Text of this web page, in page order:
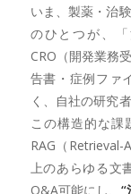
いま、製薬・治
のひとつが、
CRO（開発業務
告書・症例ファ
く、自社の研究
この構造的な課
RAG（
上のあらゆる文
Q&A可能にし、“